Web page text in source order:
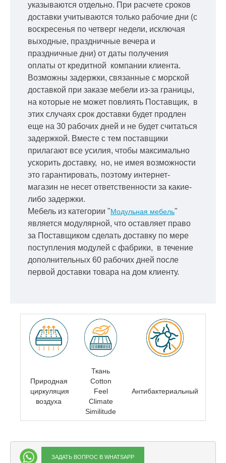
указываются отдельно. При расчете сроков
доставки учитываются только рабочие дни (с
воскресенья по четверг недели, исключая
выходные, праздничные вечера и
праздничные дни) от даты получения
оплаты от кредитной компании клиента.
Возможны задержки, связанные с морской
доставкой при заказе мебели из-за границы,
на которые не может повлиять Поставщик, в
этих случаях срок доставки будет продлен
еще на 30 рабочих дней и не будет считаться
задержкой. Вместе с тем поставщики
прилагают все усилия, чтобы максимально
ускорить доставку, но, не имея возможности
это гарантировать, поэтому интернет-
магазин не несет ответственности за какие-
либо задержки.
Мебель из категории "Модульная мебель"
является модулярной, что оставляет право
за Поставщиком сделать доставку по мере
поступления модулей с фабрики, в течение
дополнительных 60 рабочих дней после
первой доставки товара на дом клиенту.
Природная
циркуляция
воздуха
Ткань
Cotton
Feel
Climate
Similitude
Антибактериальный
ЗАДАТЬ ВОПРОС В WHATSAPP